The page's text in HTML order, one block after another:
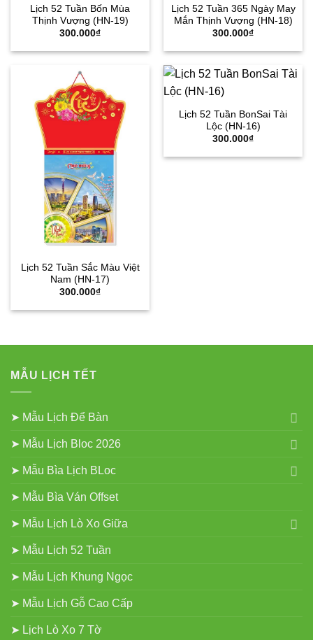
Lịch 52 Tuần Bốn Mùa
Thịnh Vượng (HN-19)
300.000₫
Lịch 52 Tuần 365 Ngày May
Mắn Thịnh Vượng (HN-18)
300.000₫
Lịch 52 Tuần Sắc Màu Việt
Nam (HN-17)
300.000₫
Lịch 52 Tuần BonSai Tài
Lộc (HN-16)
300.000₫
MẪU LỊCH TẾT
➤ Mẫu Lịch Để Bàn
➤ Mẫu Lịch Bloc 2026
➤ Mẫu Bìa Lịch BLoc
➤ Mẫu Bìa Ván Offset
➤ Mẫu Lịch Lò Xo Giữa
➤ Mẫu Lịch 52 Tuần
➤ Mẫu Lịch Khung Ngọc
➤ Mẫu Lịch Gỗ Cao Cấp
➤ Lịch Lò Xo 7 Tờ